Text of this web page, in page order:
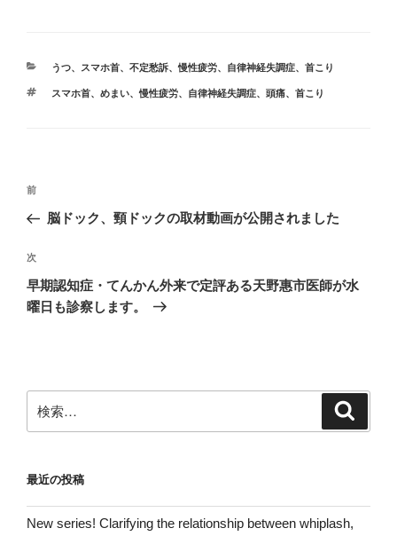
カ
ゴ
うつ、 スマホ首、 不定愁訴、慢性疲労、 自律神経失調症、 首こり
タ
スマホ首、 めまい、慢性疲労、 自律神経失調症、 頭痛、 首こり
投
ナ
ビ
ゲ
ー
前
の
稿
前
脳ドック、頸ドックの取材動画が公開されました
次
の
投
次
早期認知症・てんかん外来で定評ある天野惠市医師が水
曜日も診察します。
索:
最近の投稿
New series! Clarifying the relationship between whiplash,